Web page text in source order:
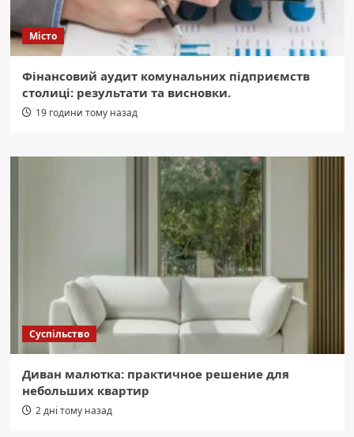
Місто
Фінансовий аудит комунальних підприємств
столиці: результати та висновки.
19 години тому назад
Суспільство
Диван малютка: практичное решение для
небольших квартир
2 дні тому назад